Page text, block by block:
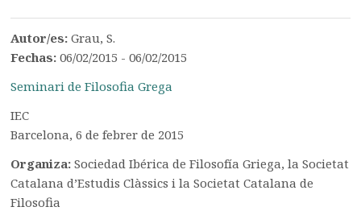
Autor/es:Grau, S.
Fechas:06/02/2015 - 06/02/2015
Seminari de Filosofia Grega
IEC
Barcelona, 6 de febrer de 2015
Organiza:Sociedad Ibérica de Filosofía Griega, la Societat
Catalana d’Estudis Clàssics i la Societat Catalana de
Filosofia